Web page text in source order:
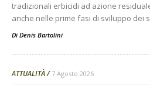
tradizionali erbicidi ad azione
anche nelle prime fasi di sviluppo dei
Di Denis Bartolini
ATTUALITÀ 7 Agosto 2026